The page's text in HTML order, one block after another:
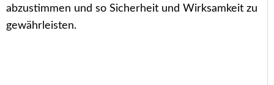
abzustimmen und so Sicherheit und Wirksamkeit zu
gewährleisten.